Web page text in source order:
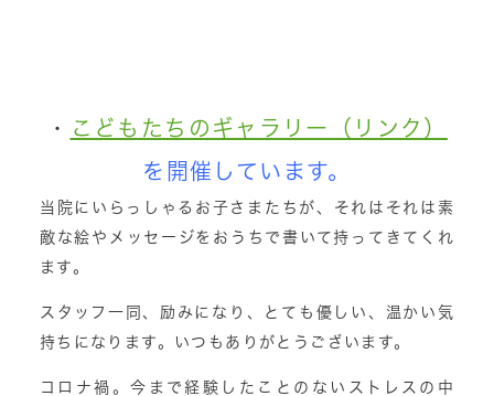
・
こどもたちのギャラリー（リンク）
を開催しています。
当院にいらっしゃるお子さまたちが、それはそれは素
敵な絵やメッセージをおうちで書いて持ってきてくれ
ます。
スタッフ一同、励みになり、とても優しい、温かい気
持ちになります。いつもありがとうございます。
コロナ禍。今まで経験したことのないストレスの中